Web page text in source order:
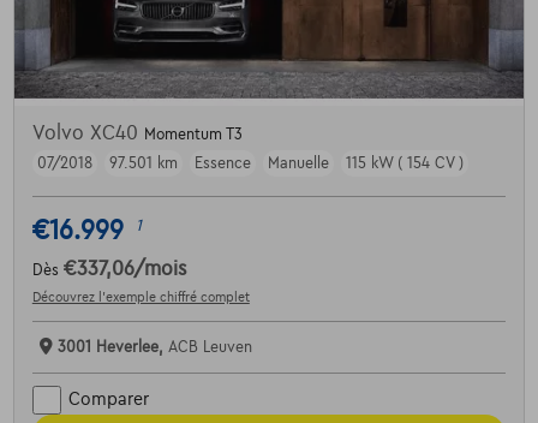
Volvo XC40 Momentum T3
07/2018
97.501 km Essence Manuelle 115 kW ( 154 CV )
€16.999 1
Dès €337,06/mois
Découvrez l’exemple chiffré complet
3001 Heverlee, ACB Leuven
Comparer